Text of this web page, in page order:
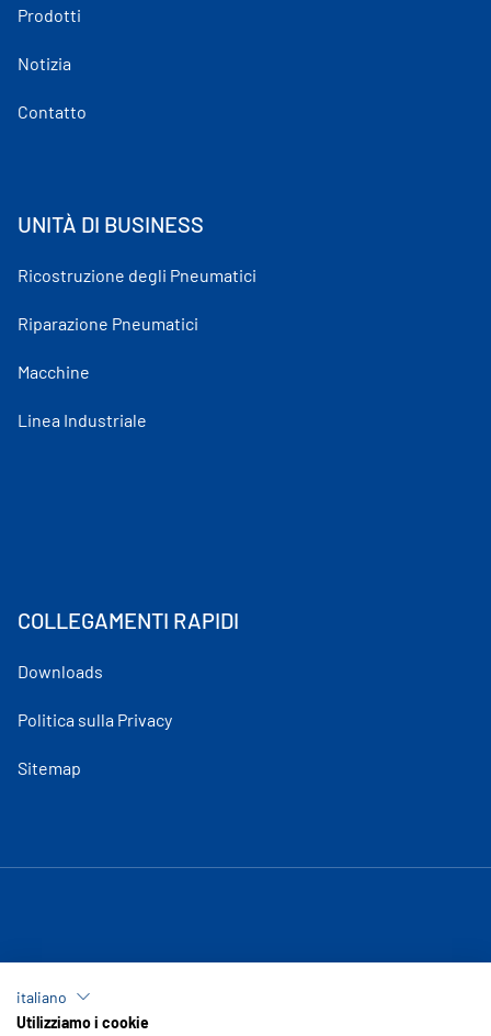
Prodotti
Notizia
Contatto
UNITÀ DI BUSINESS
Ricostruzione degli Pneumatici
Riparazione Pneumatici
Macchine
Linea Industriale
COLLEGAMENTI RAPIDI
Downloads
Politica sulla Privacy
Sitemap
italiano
Utilizziamo i cookie